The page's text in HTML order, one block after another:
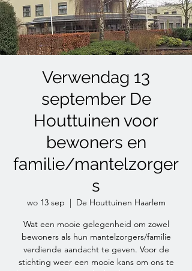
Verwendag 13
september De
Houttuinen voor
bewoners en
familie/mantelzorger
s
wo 13 sep
  |
De Houttuinen Haarlem
Wat een mooie gelegenheid om zowel
bewoners als hun mantelzorgers/familie
verdiende aandacht te geven. Voor de
stichting weer een mooie kans om ons te